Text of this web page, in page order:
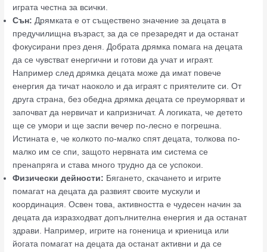
играта честна за всички.
Сън:Дрямката е от съществено значение за децата в
предучилищна възраст, за да се презаредят и да останат
фокусирани през деня. Добрата дрямка помага на децата
да се чувстват енергични и готови да учат и играят.
Например след дрямка децата може да имат повече
енергия да тичат наоколо и да играят с приятелите си. От
друга страна, без обедна дрямка децата се преуморяват и
започват да нервичат и капризничат. А логиката, че детето
ще се умори и ще заспи вечер по-лесно е погрешна.
Истината е, че колкото по-малко спят децата, толкова по-
малко им се спи, защото нервната им система се
пренапряга и става много трудно да се успокои.
Физически дейности: Бягането, скачането и игрите
помагат на децата да развият своите мускули и
координация. Освен това, активността е чудесен начин за
децата да изразходват допълнителна енергия и да останат
здрави. Например, игрите на гоненица и криеница или
йогата помагат на децата да останат активни и да се